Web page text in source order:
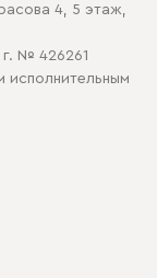
4, 5 этаж,
г. № 426261
исполнительным